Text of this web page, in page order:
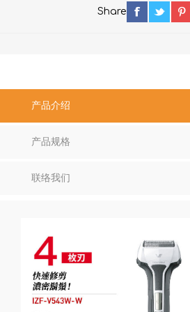
Share
产品介绍
产品规格
联络我们